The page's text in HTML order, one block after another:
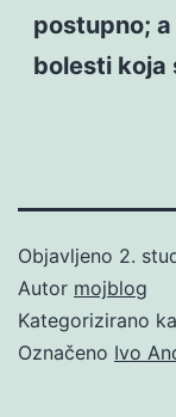
postupno;
bolesti koja
Objavljeno 2.
Autor mojblog
Kategorizirano
Označeno Ivo